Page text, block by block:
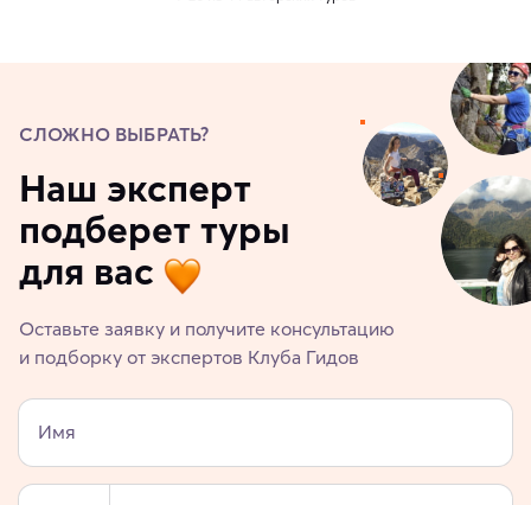
СЛОЖНО ВЫБРАТЬ?
Наш эксперт
подберет туры
для вас
Оставьте заявку и получите консультацию
и подборку от экспертов Клуба Гидов
Имя